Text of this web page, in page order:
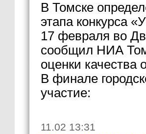
В Томске
этапа конкурса
17 февраля во
сообщил НИА
оценки качества
В финале
участие:
11.02 13:31